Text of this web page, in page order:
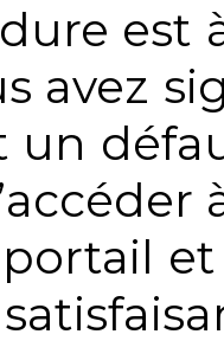
est
avez